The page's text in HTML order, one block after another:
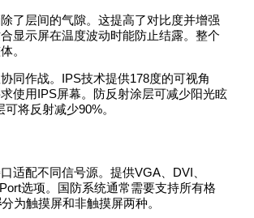
了层间的气隙。这提高了对比度并增强
显示屏在温度波动时能防止结露。整个
。
同作战。IPS技术提供178度的可视角
使用IPS屏幕。防反射涂层可减少阳光眩
将反射减少90%。
适配不同信号源。提供VGA、DVI、
选项。国防系统通常需要支持所有格
分为触摸屏和非触摸屏两种。